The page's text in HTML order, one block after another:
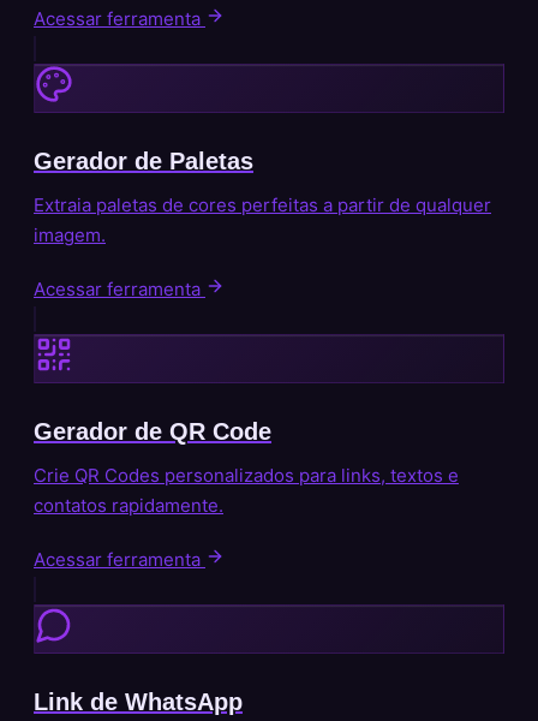
Acessar ferramenta
Gerador de Paletas
Extraia paletas de cores perfeitas a partir de qualquer
imagem.
Acessar ferramenta
Gerador de QR Code
Crie QR Codes personalizados para links, textos e
contatos rapidamente.
Acessar ferramenta
Link de WhatsApp